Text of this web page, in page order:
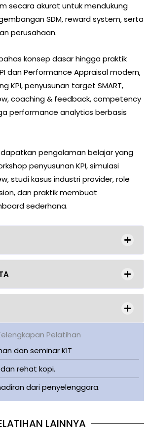
secara akurat untuk mendukung
SDM, reward system, serta
perusahaan.
konsep dasar hingga praktik
dan Performance Appraisal modern,
KPI, penyusunan target SMART,
coaching & feedback, competency
performance analytics berbasis
pengalaman belajar yang
penyusunan KPI, simulasi
studi kasus industri provider, role
dan praktik membuat
sederhana.
Pelatihan
dan seminar KIT
rehat kopi.
dari penyelenggara.
LAINNYA